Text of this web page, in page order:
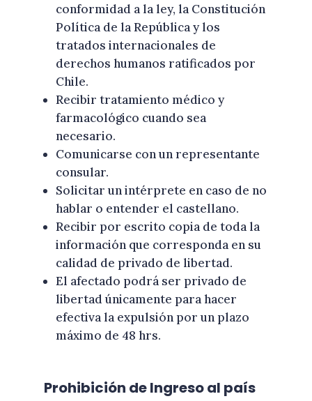
conformidad a la ley, la Constitución
Política de la República y los
tratados internacionales de
derechos humanos ratificados por
Chile.
Recibir tratamiento médico y
farmacológico cuando sea
necesario.
Comunicarse con un representante
consular.
Solicitar un intérprete en caso de no
hablar o entender el castellano.
Recibir por escrito copia de toda la
información que corresponda en su
calidad de privado de libertad.
El afectado podrá ser privado de
libertad únicamente para hacer
efectiva la expulsión por un plazo
máximo de 48 hrs.
Prohibición de Ingreso al país